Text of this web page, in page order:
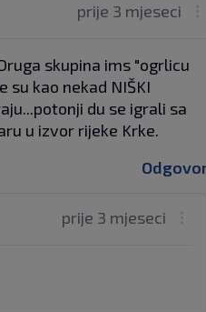
prije 3 mjeseci
skupina ims "ogrlicu
su kao nekad NIŠKI
du se igrali sa
u izvor rijeke Krke.
prije 3 mjeseci